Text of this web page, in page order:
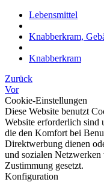
Lebensmittel
Knabberkram,
Knabberkram
Zurück
Vor
Cookie-Einstellungen
Diese Website benutzt
Website erforderlich sind
die den Komfort bei
Direktwerbung dienen
und sozialen
Zustimmung gesetzt.
Konfiguration